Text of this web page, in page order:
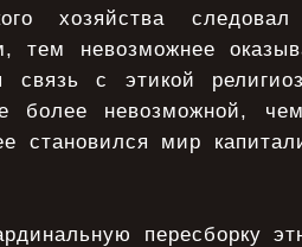
хозяйства
тем невозможнее
с этикой
более невозможной,
становился мир
пересборку